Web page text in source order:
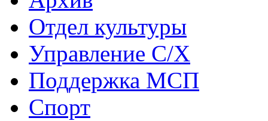
Отдел культуры
Управление С/Х
Поддержка МСП
Спорт